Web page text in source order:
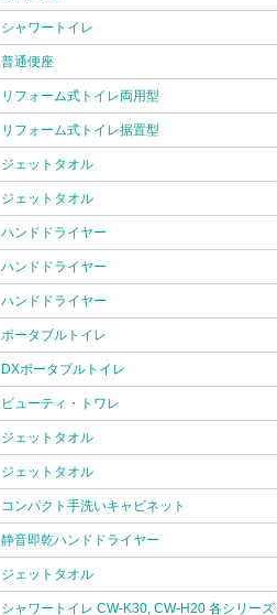
シャワートイレ
普通便座
リフォーム式トイレ両用型
リフォーム式トイレ据置型
ジェットタオル
ジェットタオル
ハンドドライヤー
ハンドドライヤー
ハンドドライヤー
ポータブルトイレ
DXポータブルトイレ
ビューティ・トワレ
ジェットタオル
ジェットタオル
コンパクト手洗いキャビネット
静音即乾ハンドドライヤー
ジェットタオル
シャワートイレ CW-K30, CW-H20 各シリーズ